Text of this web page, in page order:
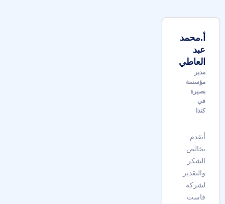
أ.محمد
عبد
العاطي
مدير
مؤسسة
بصيرة
في
كندا
أتقدم
بخالص
الشكر
والتقدير
لشركة
فاست